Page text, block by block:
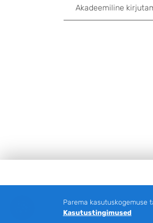
Akadeemiline
Parema kasutuskogemuse
Kasutustingimused